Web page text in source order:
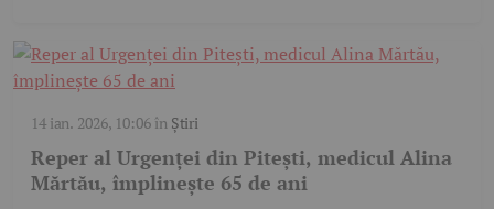
14 ian. 2026, 10:06în Știri
Reper al Urgenței din Pitești, medicul Alina
Mărtău, împlinește 65 de ani